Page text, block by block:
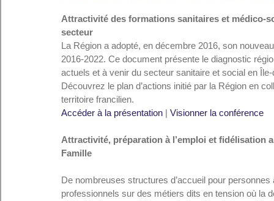
Attractivité des formations sanitaires et médico-
secteur
La Région a adopté, en décembre 2016, son
2016-2022. Ce document présente le diagnostic
actuels et à venir du secteur sanitaire et social en
Découvrez le plan d’actions initié par la Région en
territoire francilien.
Accéder à la présentation | Visionner la conférence
Attractivité, préparation à l’emploi et fidélisation
Famille
De nombreuses structures d’accueil pour
professionnels sur des métiers dits en tension où la